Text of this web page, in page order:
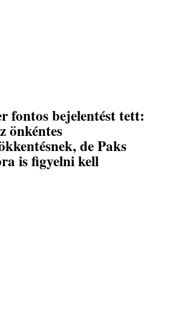
fontos bejelentést tett:
önkéntes
de Paks
is figyelni kell